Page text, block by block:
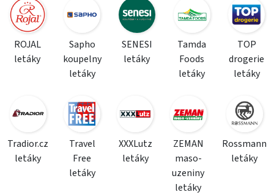
ROJAL
letáky
Sapho
koupelny
letáky
SENESI
letáky
Tamda
Foods
letáky
TOP
drogerie
letáky
Tradior.cz
letáky
Travel
Free
letáky
XXXLutz
letáky
ZEMAN
maso-
uzeniny
letáky
Rossmann
letáky